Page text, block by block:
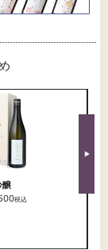
醸
税込